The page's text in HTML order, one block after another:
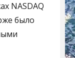
NASDAQ
было